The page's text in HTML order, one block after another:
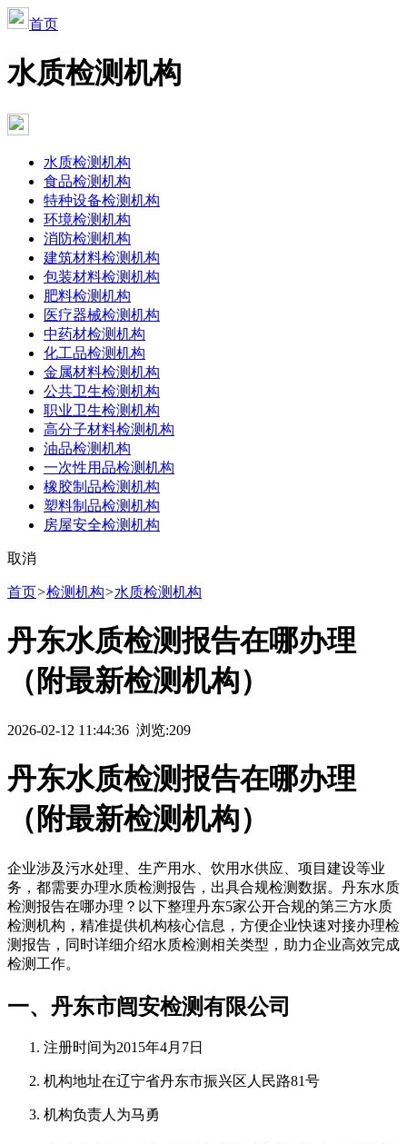
首页
水质检测机构
水质检测机构
食品检测机构
特种设备检测机构
环境检测机构
消防检测机构
建筑材料检测机构
包装材料检测机构
肥料检测机构
医疗器械检测机构
中药材检测机构
化工品检测机构
金属材料检测机构
公共卫生检测机构
职业卫生检测机构
高分子材料检测机构
油品检测机构
一次性用品检测机构
橡胶制品检测机构
塑料制品检测机构
房屋安全检测机构
取消
首页>检测机构>水质检测机构
丹东水质检测报告在哪办理
（附最新检测机构）
2026-02-12 11:44:36 浏览:209
丹东水质检测报告在哪办理
（附最新检测机构）
企业涉及污水处理、生产用水、饮用水供应、项目建设等业
务，都需要办理水质检测报告，出具合规检测数据。丹东水质
检测报告在哪办理？以下整理丹东5家公开合规的第三方水质
检测机构，精准提供机构核心信息，方便企业快速对接办理检
测报告，同时详细介绍水质检测相关类型，助力企业高效完成
检测工作。
一、丹东市闿安检测有限公司
注册时间为2015年4月7日
机构地址在辽宁省丹东市振兴区人民路81号
机构负责人为马勇